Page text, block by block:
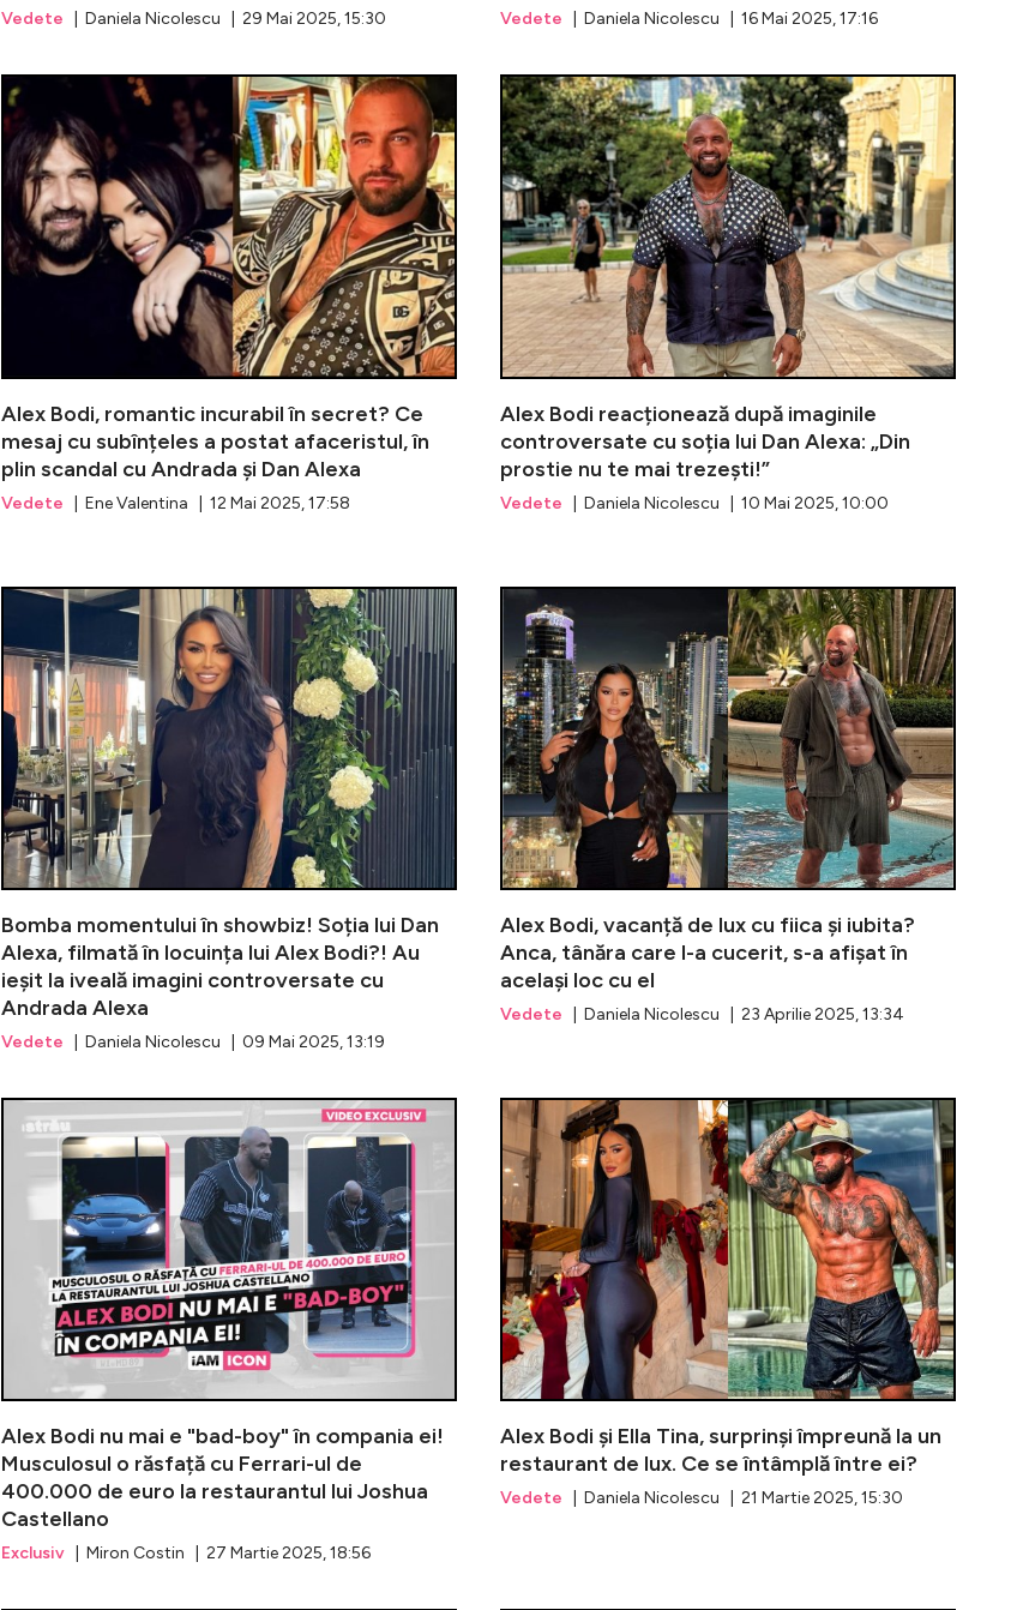
Vedete | Daniela Nicolescu | 29 Mai 2025, 15:30 Vedete | Daniela Nicolescu | 16 Mai 2025, 17:16
De când datează idila dintre Alex Bodi și soția lui Dan Alexa?
Alex Bodi, romantic incurabil în secret? Ce
mesaj cu subînțeles a postat afaceristul, în
plin scandal cu Andrada și Dan Alexa
Vedete | Ene Valentina | 12 Mai 2025, 17:58
Alex Bodi,
Alex Bodi reacționează după imaginile
controversate cu soția lui Dan Alexa: „Din
prostie nu te mai trezești!”
Vedete | Daniela Nicolescu | 10 Mai 2025, 10:00
Scandal cu tentă de ''telenovelă VIP''! Avocatul lui Dan Alexa
Bomba momentului în showbiz! Soția lui Dan
Alexa, filmată în locuința lui Alex Bodi?! Au
ieșit la iveală imagini controversate cu
Andrada Alexa
Vedete | Daniela Nicolescu | 09 Mai 2025, 13:19
Bomba
Alex Bodi, vacanță de lux cu fiica și iubita?
Anca, tânăra care l-a cucerit, s-a afișat în
același loc cu el
Vedete | Daniela Nicolescu | 23 Aprilie 2025, 13:34
Ella Tina, adevărul despre relația cu Alex Bodi și regretele
Alex Bodi nu mai e "bad-boy" în compania ei!
Musculosul o răsfață cu Ferrari-ul de
400.000 de euro la restaurantul lui Joshua
Castellano
Exclusiv | Miron Costin | 27 Martie 2025, 18:56
Alex Bodi
Alex Bodi și Ella Tina, surprinși împreună la un
restaurant de lux. Ce se întâmplă între ei?
Vedete | Daniela Nicolescu | 21 Martie 2025, 15:30